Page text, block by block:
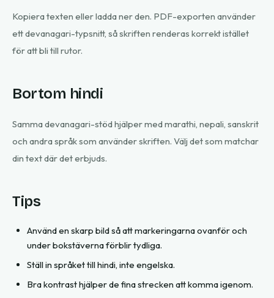
Kopiera texten eller ladda ner den. PDF-exporten använder
ett devanagari-typsnitt, så skriften renderas korrekt istället
för att bli till rutor.
Bortom hindi
Samma devanagari-stöd hjälper med marathi, nepali, sanskrit
och andra språk som använder skriften. Välj det som matchar
din text där det erbjuds.
Tips
Använd en skarp bild så att markeringarna ovanför och
under bokstäverna förblir tydliga.
Ställ in språket till hindi, inte engelska.
Bra kontrast hjälper de fina strecken att komma igenom.